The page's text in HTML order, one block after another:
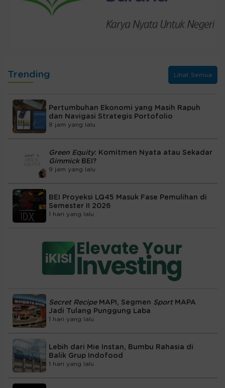
Trending Lihat Semua
Pertumbuhan Ekonomi yang Masih Rapuh
dan Navigasi Strategis Portofolio
8 jam yang lalu
Green Equity: Komitmen Nyata atau Sekadar
Gimmick BEI?
9 jam yang lalu
BEI Proyeksi LQ45 Masuk Fase Pemulihan di
Semester II 2026
1 hari yang lalu
Secret RecipeMAPI, Segmen Sport MAPA
Jadi Tulang Punggung Laba
1 hari yang lalu
Lebih dari Mie Instan, Bumbu Rahasia di
Balik Grup Indofood
1 hari yang lalu